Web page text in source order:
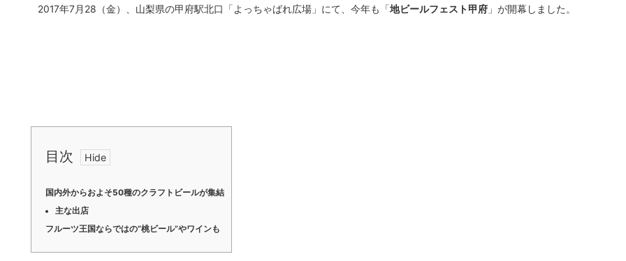
2017年7月28（金）、山梨県の甲府駅北口「よっちゃばれ広場」にて、今年も「地ビールフェスト甲府 」が開幕しました。
目次
国内外からおよそ50種のクラフトビールが集結
主な出店
フルーツ王国ならではの“桃ビール”やワインも